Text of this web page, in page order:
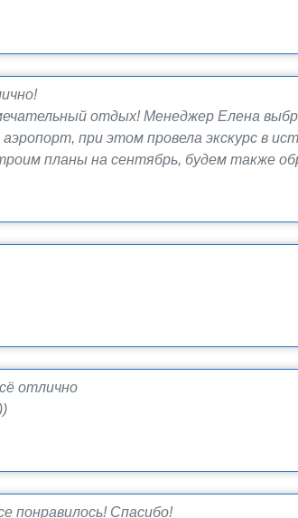
отдых! Менеджер Елена
при этом провела экскурс в
планы на сентябрь, будем также
отлично
понравилось! Спасибо!